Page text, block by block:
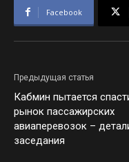
Facebook
Предыдущая статья
Кабмин пытается
рынок пассажирских
авиаперевозок –
заседания